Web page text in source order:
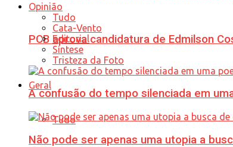
PCB aprova candidatura de Edmilson
Geral
Tudo
Opinião
Tudo
Cata-Vento
Editorial
Síntese
Tristeza da Foto
A confusão do tempo silenciada em
Não pode ser apenas uma utopia a